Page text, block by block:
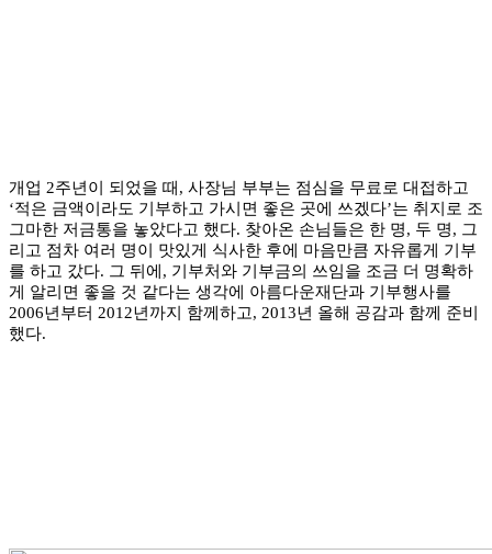
개업 2주년이 되었을 때, 사장님 부부는 점심을 무료로 대접하고
‘적은 금액이라도 기부하고 가시면 좋은 곳에 쓰겠다’는 취지로 조
그마한 저금통을 놓았다고 했다. 찾아온 손님들은 한 명, 두 명, 그
리고 점차 여러 명이 맛있게 식사한 후에 마음만큼 자유롭게 기부
를 하고 갔다. 그 뒤에, 기부처와 기부금의 쓰임을 조금 더 명확하
게 알리면 좋을 것 같다는 생각에 아름다운재단과 기부행사를
2006년부터 2012년까지 함께하고, 2013년 올해 공감과 함께 준비
했다.